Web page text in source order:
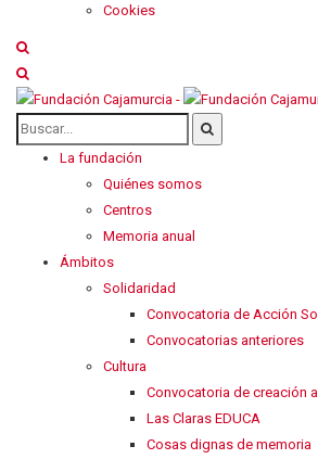
Cookies
La fundación
Quiénes somos
Centros
Memoria anual
Ámbitos
Solidaridad
Convocatoria de Acción
Convocatorias anteriores
Cultura
Convocatoria de creación
Las Claras EDUCA
Cosas dignas de memoria